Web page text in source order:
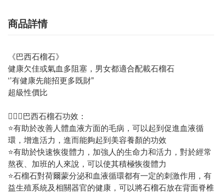
商品詳情
《巴西石榴石》
健康欠佳或氣血多阻塞，男女都適合配載石榴石
‘’有健康先能招更多既財”
超級性價比
💁🏼‍♀️巴西石榴石功效：
⭐有助於改善人體血液方面的毛病，可以起到促進血液循
環，增進活力，進而能夠起到美容養顏的功效
⭐有助於快速恢復體力，加強人的生命力和活力，對於經常
熬夜、加班的人來說，可以使其積極恢復體力
⭐石榴石對荷爾蒙分泌和血液循環都有一定的刺激作用，有
益生殖系統及相關器官的健康，可以將石榴石放在背面脊椎